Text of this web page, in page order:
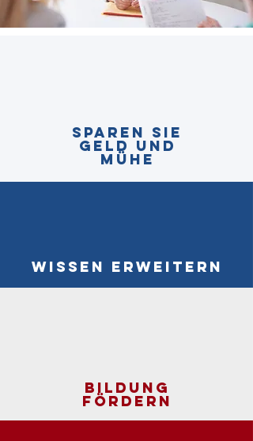
Sparen Sie
geld und
Mühe
Wissen erweitern
Bildung
fördern